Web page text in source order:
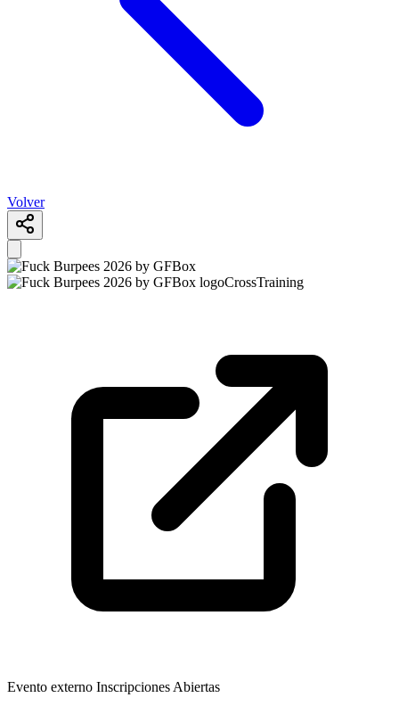
Volver
CrossTraining
Evento externo Inscripciones Abiertas